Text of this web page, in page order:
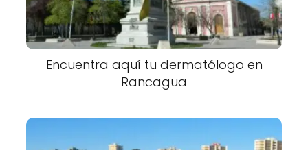
Encuentra aquí tu dermatólogo en
Rancagua